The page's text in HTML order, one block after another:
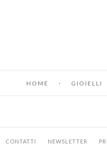
HOME GIOIELLI
CONTATTI NEWSLETTER